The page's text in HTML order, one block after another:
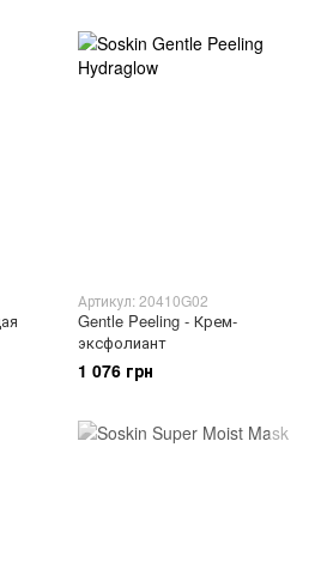
Артикул: 20410G02
Gentle Peeling - Крем-
эксфолиант
1 076 грн